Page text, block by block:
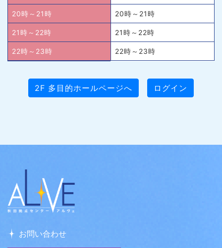
20時～21時 20時～21時
21時～22時 21時～22時
22時～23時 22時～23時
2F 多目的ホールページへ ログイン
お問い合わせ